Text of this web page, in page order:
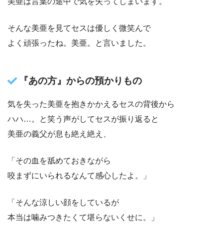
そんな美亜を見てセスは優しく微笑んで
よく頑張ったね。美亜。と言いました。
『あの方』からの預かりもの
気を失った美亜を抱きかかえるセスの背後から
ハハ…。と笑う声がしてセスが振り返ると
美亜の義父が息も絶え絶え、
「その血を舐めておきながら
咬まずにいられるなんて感心したよ。」
「そんな涼しい顔をしているが
本当は噛みつきたくて堪らないくせに。」